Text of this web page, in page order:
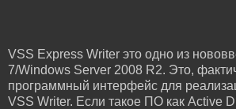
VSS Express Writer это одно из
7/Windows Server 2008 R2. Это,
программный интерфейс для
VSS Writer. Если такое ПО как Active